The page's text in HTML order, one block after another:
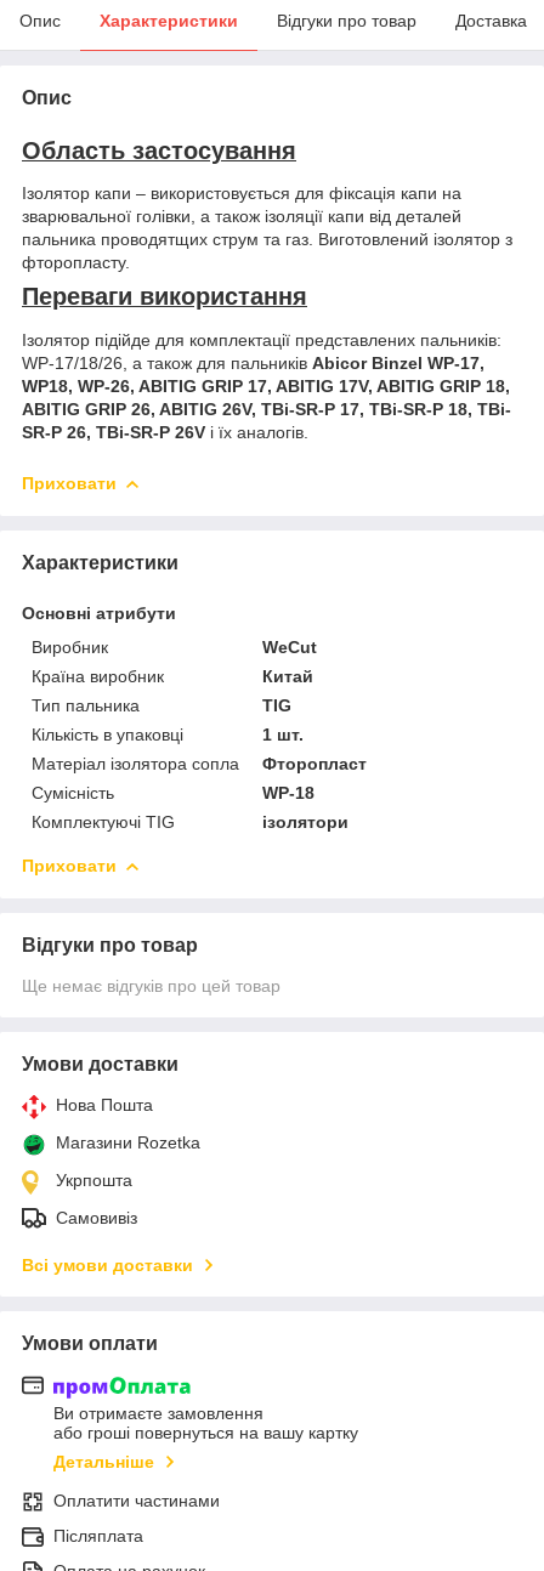
Опис Характеристики Відгуки про товар Доставка
Опис
Область застосування
Ізолятор капи – використовується для фіксація капи на
зварювальної голівки, а також ізоляції капи від деталей
пальника проводятщих струм та газ. Виготовлений ізолятор з
фторопласту.
Переваги використання
Ізолятор підійде для комплектації представлених пальників:
WP-17/18/26, а також для пальників Abicor Binzel WP-17,
WP18, WP-26, ABITIG GRIP 17, ABITIG 17V, ABITIG GRIP 18,
ABITIG GRIP 26, ABITIG 26V, TBi-SR-P 17, TBi-SR-P 18, TBi-
SR-P 26, TBi-SR-P 26V і їх аналогів.
Приховати
Характеристики
Основні атрибути
Виробник
WeCut
Країна виробник
Китай
Тип пальника
TIG
Кількість в упаковці
1 шт.
Матеріал ізолятора сопла
Фторопласт
Сумісність
WP-18
Комплектуючі TIG
ізолятори
Приховати
Відгуки про товар
Ще немає відгуків про цей товар
Умови доставки
Нова Пошта
Магазини Rozetka
Укрпошта
Самовивіз
Всі умови доставки
Умови оплати
Ви отримаєте замовлення
або гроші повернуться на вашу картку
Детальніше
Оплатити частинами
Післяплата